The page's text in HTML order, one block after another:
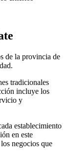
de la provincia de
tradicionales
incluye los
y
establecimiento
en este
negocios que